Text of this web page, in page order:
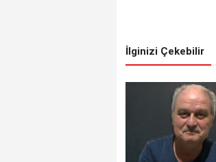
İlginizi Çekebilir